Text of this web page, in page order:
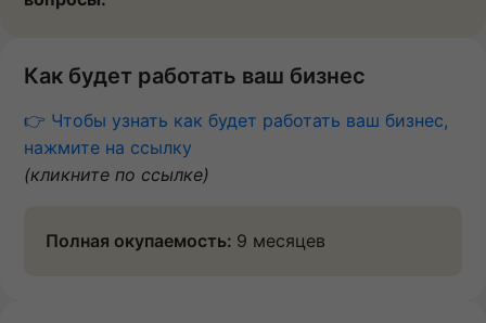
Как будет работать ваш бизнес
👉 Чтобы узнать как будет работать ваш бизнес,
нажмите на ссылку
(кликните по ссылке)
Полная окупаемость: 9 месяцев